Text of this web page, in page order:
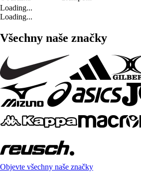
Loading...
Loading...
Všechny naše značky
Objevte všechny naše značky